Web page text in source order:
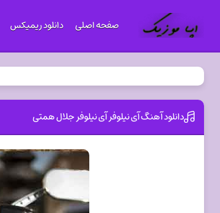
صفحه اصلی دانلود ریمیکس
دانلود آهنگ آی نیلوفر آی نیلوفر جلال همتی